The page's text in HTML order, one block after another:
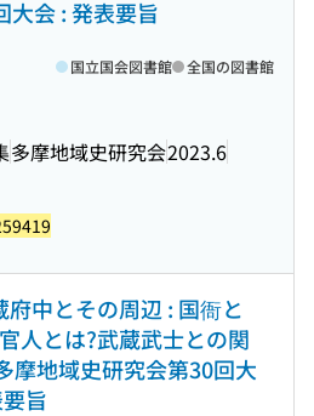
大会 : 発表要旨
多摩地域史研究会2023.6
国立国会図書館 全国の図書館
府中とその周辺 : 国衙と
人とは?武蔵武士との関
摩地域史研究会第30回大
旨